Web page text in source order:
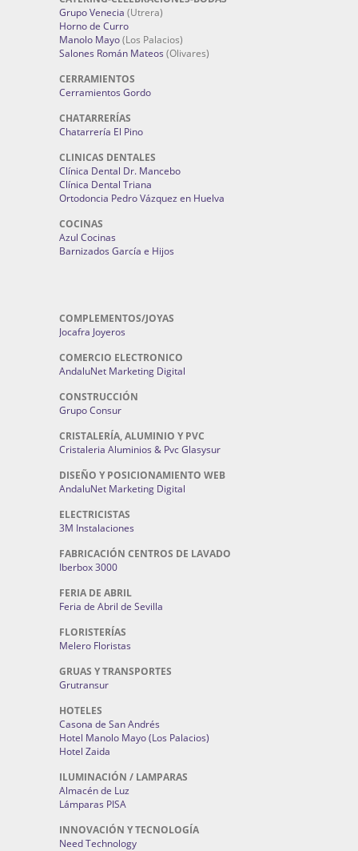
Grupo Venecia (Utrera)
Horno de Curro
Manolo Mayo(Los Palacios)
Salones Román Mateos (Olivares)
CERRAMIENTOS
Cerramientos Gordo
CHATARRERÍAS
Chatarrería El Pino
CLINICAS DENTALES
Clínica Dental Dr. Mancebo
Clínica Dental Triana
Ortodoncia Pedro Vázquez en Huelva
COCINAS
Azul Cocinas
Barnizados García e Hijos
COMPLEMENTOS/JOYAS
Jocafra Joyeros
COMERCIO ELECTRONICO
AndaluNet Marketing Digital
CONSTRUCCIÓN
Grupo Consur
CRISTALERÍA, ALUMINIO Y PVC
Cristaleria Aluminios & Pvc Glasysur
DISEÑO Y POSICIONAMIENTO WEB
AndaluNet Marketing Digital
ELECTRICISTAS
3M Instalaciones
FABRICACIÓN CENTROS DE LAVADO
Iberbox 3000
FERIA DE ABRIL
Feria de Abril de Sevilla
FLORISTERÍAS
Melero Floristas
GRUAS Y TRANSPORTES
Grutransur
HOTELES
Casona de San Andrés
Hotel Manolo Mayo (Los Palacios)
Hotel Zaida
ILUMINACIÓN / LAMPARAS
Almacén de Luz
Lámparas PISA
INNOVACIÓN Y TECNOLOGÍA
Need Technology